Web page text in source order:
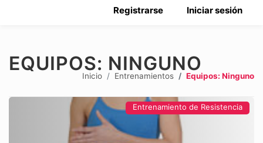
Iniciar sesión
Registrarse
EQUIPOS: NINGUNO
Inicio Entrenamientos Equipos: Ninguno
Entrenamiento de Resistencia